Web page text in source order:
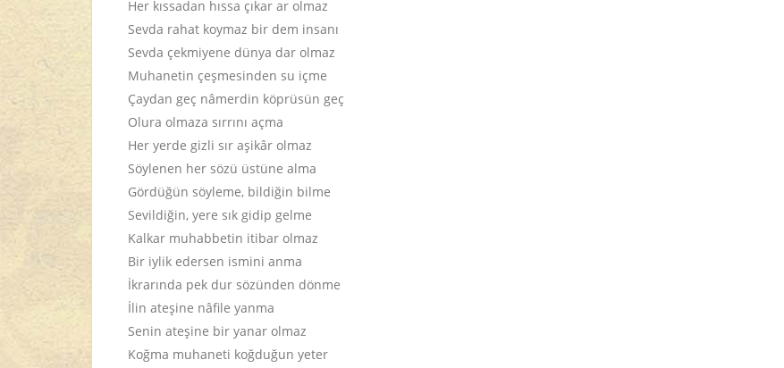
Her kıssadan hıssa çıkar ar olmaz
Sevda rahat koymaz bir dem insanı
Sevda çekmiyene dünya dar olmaz
Muhanetin çeşmesinden su içme
Çaydan geç nâmerdin köprüsün geç
Olura olmaza sırrını açma
Her yerde gizli sır aşikâr olmaz
Söylenen her sözü üstüne alma
Gördüğün söyleme, bildiğin bilme
Sevildiğin, yere sık gidip gelme
Kalkar muhabbetin itibar olmaz
Bir iylik edersen ismini anma
İkrarında pek dur sözünden dönme
İlin ateşine nâfile yanma
Senin ateşine bir yanar olmaz
Koğma muhaneti koğduğun yeter